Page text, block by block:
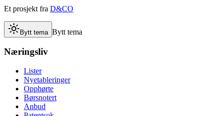
Et prosjekt fra D&CO
Bytt tema Bytt tema
Næringsliv
Lister
Nyetableringer
Opphørte
Børsnotert
Anbud